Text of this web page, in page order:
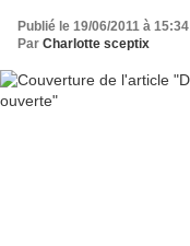
Publié le 19/06/2011 à 15:34
Par Charlotte sceptix